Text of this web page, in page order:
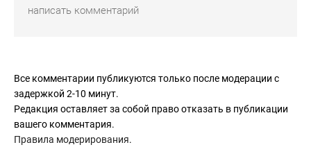
Все комментарии публикуются только после модерации с
задержкой 2-10 минут.
Редакция оставляет за собой право отказать в публикации
вашего комментария.
Правила модерирования.